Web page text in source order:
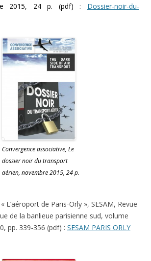
2015, 24 p. (pdf) : Dossier-noir-du-
Convergence associative, Le
dossier noir du transport
aérien, novembre 2015, 24 p.
L’aéroport de Paris-Orly », SESAM, Revue
de la banlieue parisienne sud, volume
pp. 339-356 (pdf) : SESAM PARIS ORLY